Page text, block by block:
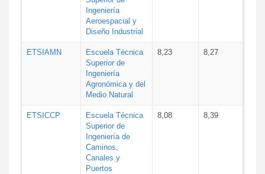
Ingeniería
Aeroespacial y
Diseño Industrial
ETSIAMN
Escuela Técnica
Superior de
Ingeniería
Agronómica y del
Medio Natural
8,23 8,27
ETSICCP
Escuela Técnica
Superior de
Ingeniería de
Caminos,
Canales y
Puertos
8,08 8,39